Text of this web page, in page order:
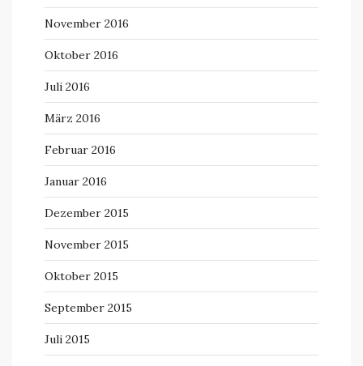
November 2016
Oktober 2016
Juli 2016
März 2016
Februar 2016
Januar 2016
Dezember 2015
November 2015
Oktober 2015
September 2015
Juli 2015